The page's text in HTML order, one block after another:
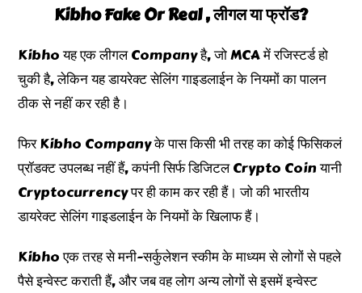
Kibho Fake Or Real , लीगल या फ्रॉड?
Kibho यह एक लीगल Company है, जो MCA में रजिस्टर्ड हो
चुकी है, लेकिन यह डायरेक्ट सेलिंग गाइडलाईन के नियमों का पालन
ठीक से नहीं कर रही है।
फिर Kibho Company के पास किसी भी तरह का कोई फिसिकलं
प्रॉडक्ट उपलब्ध नहीं हैं, कपंनी सिर्फ डिजिटल Crypto Coin यानी
Cryptocurrency पर ही काम कर रही हैं। जो की भारतीय
डायरेक्ट सेलिंग गाइडलाईन के नियमों के खिलाफ हैं।
Kibho एक तरह से मनी-सर्कुलेशन स्कीम के माध्यम से लोगों से पहले
पैसे इन्वेस्ट कराती हैं, और जब वह लोग अन्य लोगों से इसमें इन्वेस्ट